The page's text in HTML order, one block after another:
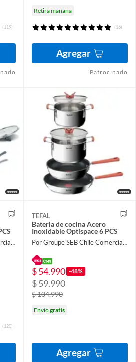
(119)
Retira mañana
(16)
Agregar
Patrocinado
Por Groupe SEB Chile Comercial Limitada
(120)
TEFAL
Bateria de cocina Acero
Inoxidable Optispace 6 PCS
Por Groupe SEB Chile Comercial Limitada
$ 54.990 -48%
$ 59.990
$ 104.990
Envíogratis
Agregar